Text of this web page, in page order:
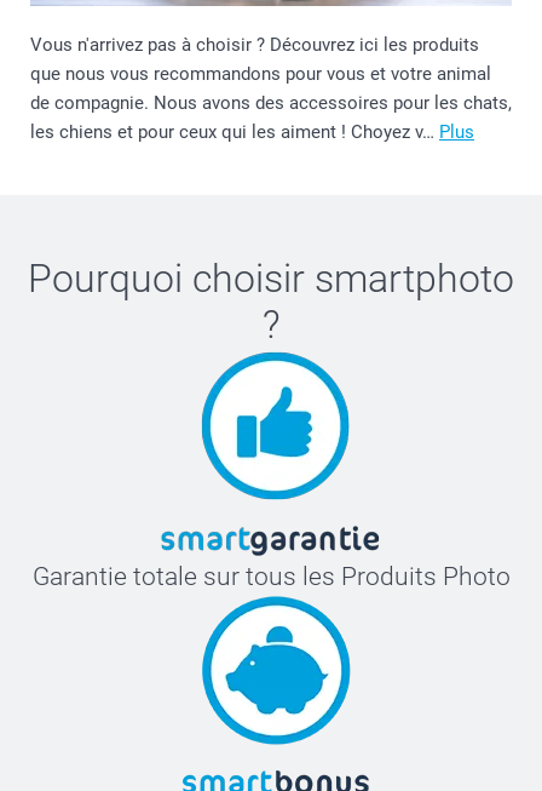
Vous n'arrivez pas à choisir ? Découvrez ici les produits
que nous vous recommandons pour vous et votre animal
de compagnie. Nous avons des accessoires pour les chats,
les chiens et pour ceux qui les aiment ! Choyez v… Plus
Pourquoi choisir smartphoto
?
Garantie totale sur tous les Produits Photo